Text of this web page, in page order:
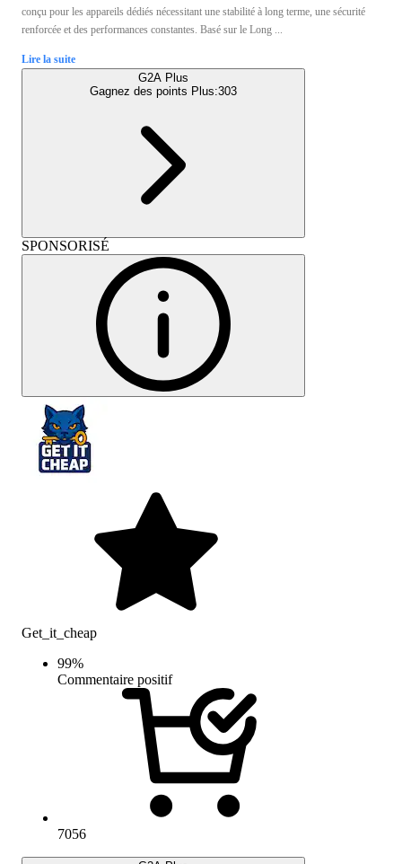
conçu pour les appareils dédiés nécessitant une stabilité à long terme, une sécurité
renforcée et des performances constantes. Basé sur le Long ...
Lire la suite
G2A Plus
Gagnez des points Plus:303
SPONSORISÉ
Get_it_cheap
99%
Commentaire positif
7056